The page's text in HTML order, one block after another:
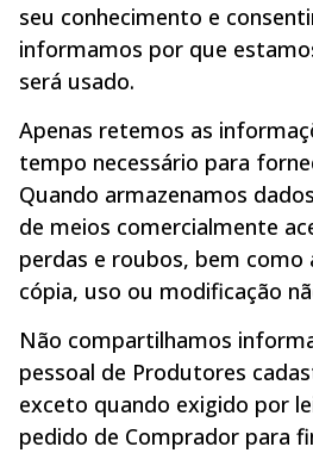
seu conhecimento e
informamos por que
será usado.
Apenas retemos as
tempo necessário para
Quando armazenamos
de meios comercialmente
perdas e roubos, bem como
cópia, uso ou modificação
Não compartilhamos
pessoal de Produtores
exceto quando exigido por
pedido de Comprador para